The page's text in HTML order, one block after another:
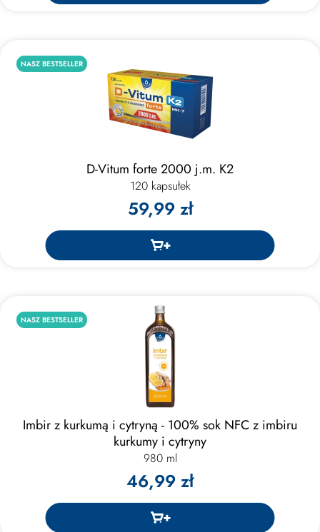
NASZ BESTSELLER
D-Vitum forte 2000 j.m. K2
120 kapsułek
59,99 zł
NASZ BESTSELLER
Imbir z kurkumą i cytryną - 100% sok NFC z imbiru
kurkumy i cytryny
980 ml
46,99 zł